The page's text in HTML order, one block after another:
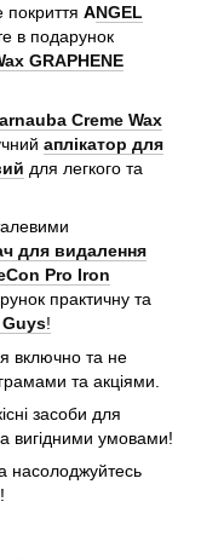
покриття ANGEL
в подарунок
GRAPHENE
Creme Wax
аплікатор для
для легкого та
для видалення
Pro Iron
практичну та
!
включно та не
та акціями.
засоби для
вигідними умовами!
насолоджуйтесь